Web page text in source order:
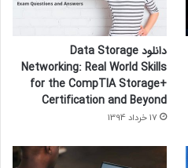
دانلود Data Storage
Networking: Real World Skills
for the CompTIA Storage+
Certification and Beyond
17 خرداد 1394